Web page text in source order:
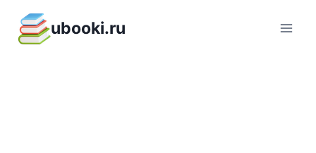
содержимому
ubooki.ru